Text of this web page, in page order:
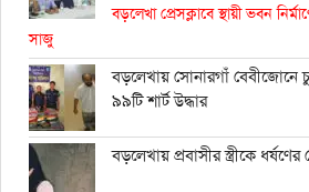
বড়লেখা প্রেসক্লাবে স্থায়ী ভবন
সাজু
বড়লেখায় সোনারগাঁ বেবীজোনে
৯৯টি শার্ট উদ্ধার
বড়লেখায় প্রবাসীর স্ত্রীকে